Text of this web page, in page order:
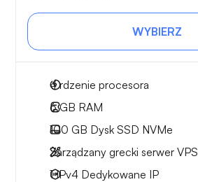
WYBIERZ
4rdzenie procesora
6 GB RAM
100 GB Dysk SSD NVMe
Zarządzany grecki serwer VPS
1 IPv4 Dedykowane IP